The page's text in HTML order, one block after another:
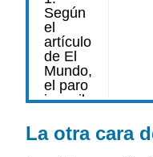
La otra cara